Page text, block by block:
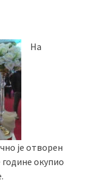
На
je отворен
окупио